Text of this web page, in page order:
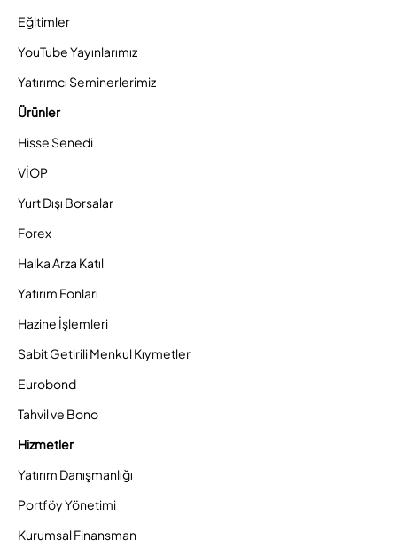
Eğitimler
YouTube Yayınlarımız
Yatırımcı Seminerlerimiz
Ürünler
Hisse Senedi
VİOP
Yurt Dışı Borsalar
Forex
Halka Arza Katıl
Yatırım Fonları
Hazine İşlemleri
Sabit Getirili Menkul Kıymetler
Eurobond
Tahvil ve Bono
Hizmetler
Yatırım Danışmanlığı
Portföy Yönetimi
Kurumsal Finansman